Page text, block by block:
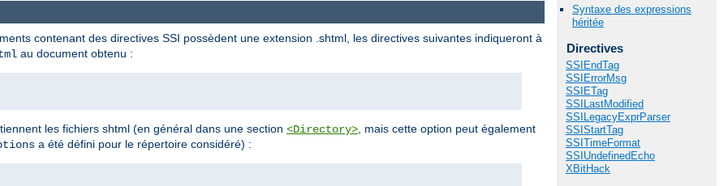
Syntaxe des expressions
héritée
Directives
SSIEndTag
SSIErrorMsg
SSIETag
SSILastModified
SSILegacyExprParser
SSIStartTag
SSITimeFormat
SSIUndefinedEcho
XBitHack
contenant des directives SSI possèdent une extension .shtml, les directives suivantes indiqueront à
au document obtenu :
les fichiers shtml (en général dans une section <Directory> , mais cette option peut également
a été défini pour le répertoire considéré) :